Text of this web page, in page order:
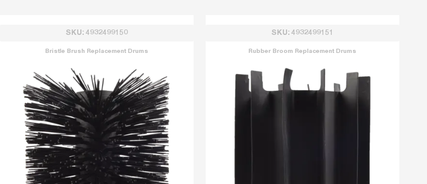
SKU: 4932499150
Bristle Brush Replacement Drums
SKU: 4932499151
Rubber Broom Replacement Drums